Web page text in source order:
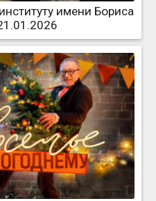
имени Бориса